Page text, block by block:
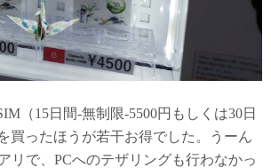
（15日間-無制限-5500円もしくは30日
買ったほうが若干お得でした。うーん
リで、PCへのテザリングも行わなかっ